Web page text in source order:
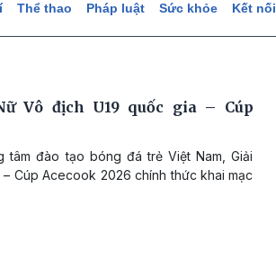
Thể thao Pháp luật Sức khỏe Kết nối
Vô địch U19 quốc gia – Cúp
tâm đào tạo bóng đá trẻ Việt Nam, Giải
Cúp Acecook 2026 chính thức khai mạc